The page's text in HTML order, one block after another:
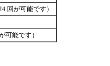
回が可能です）
可能です）